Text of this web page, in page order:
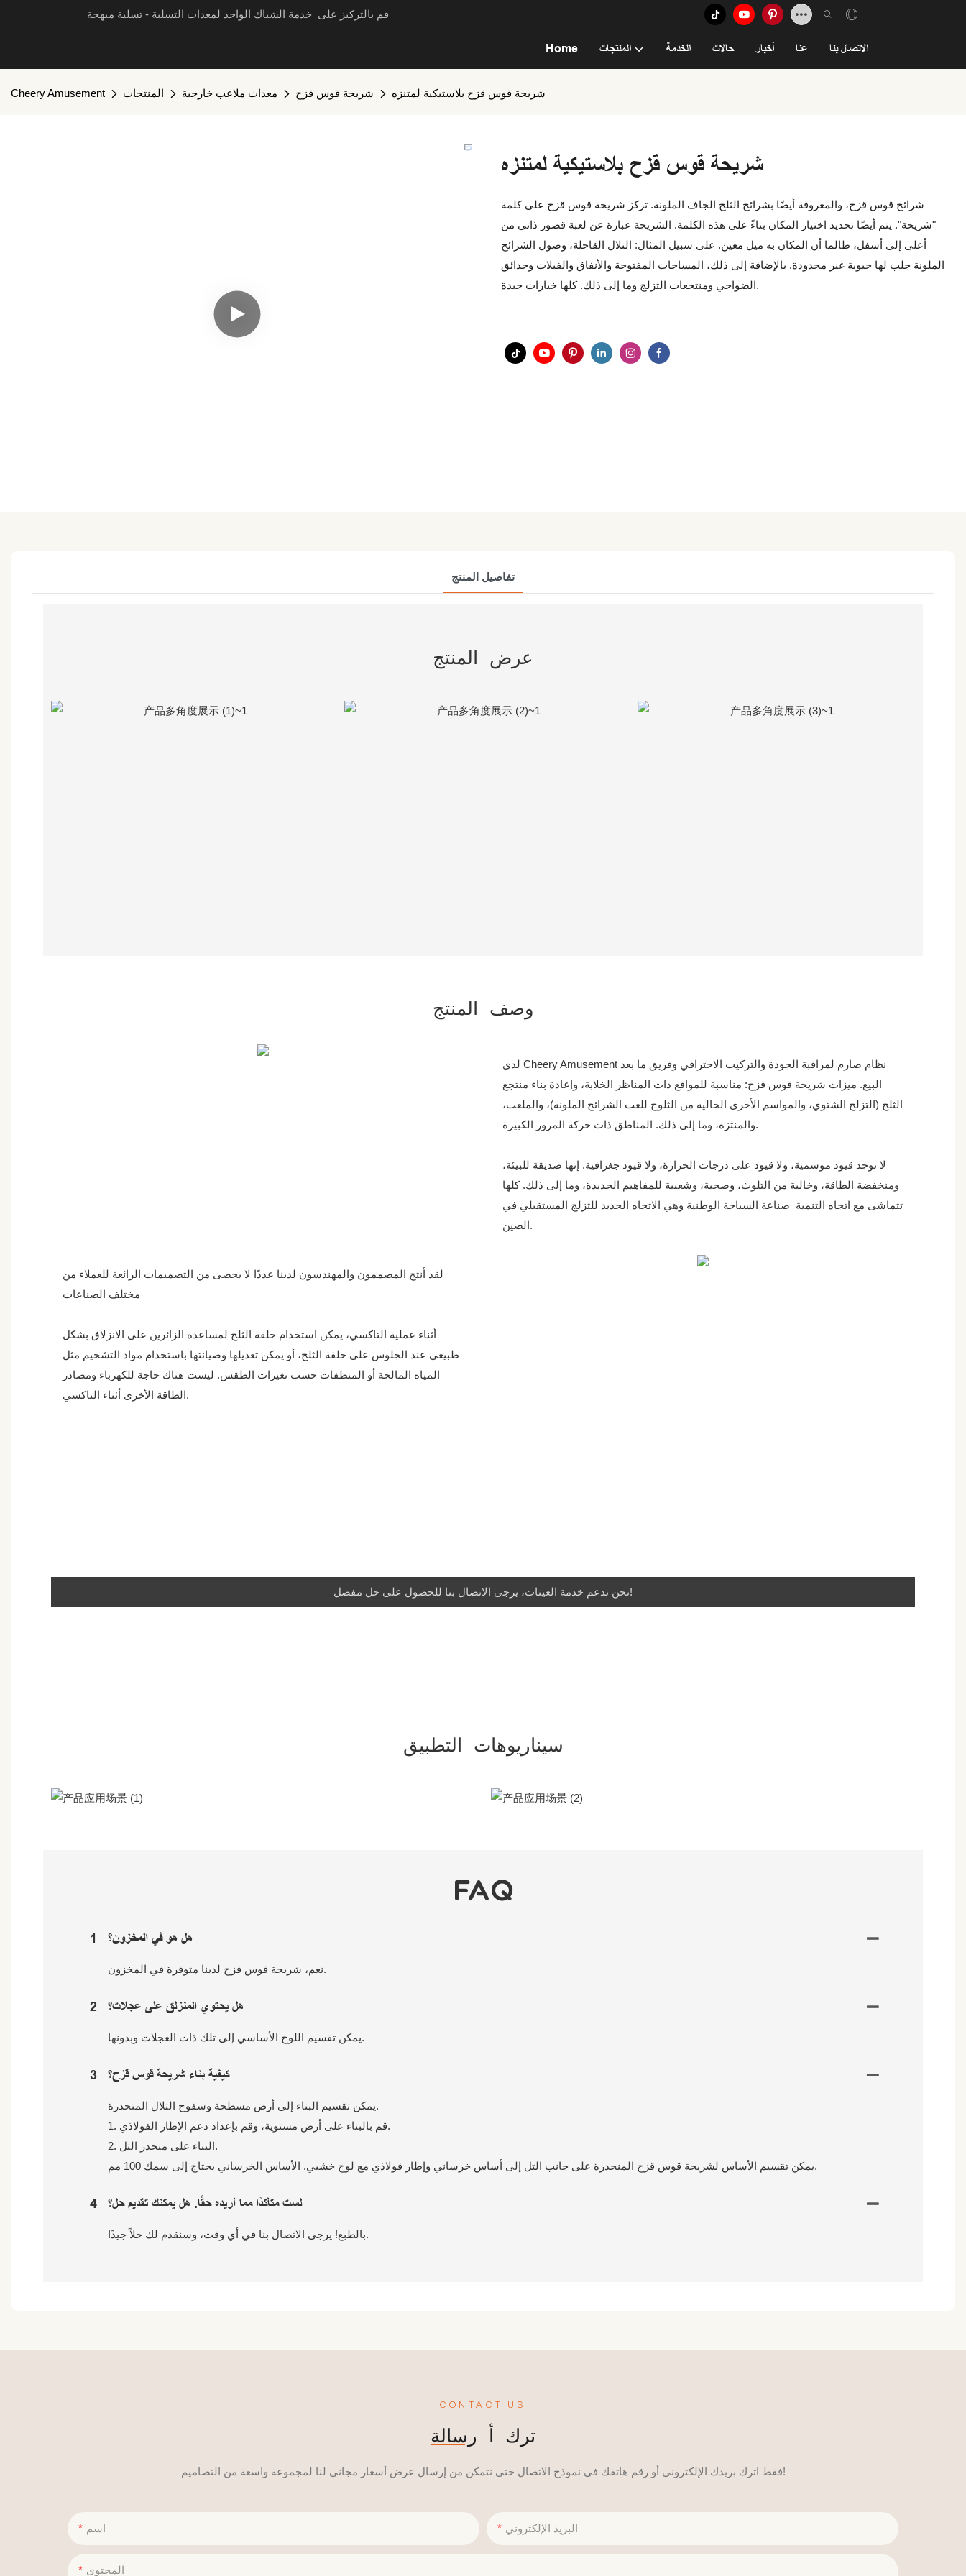
قم بالتركيز على خدمة الشباك الواحد لمعدات التسلية - تسلية مبهجة
Home المنتجات الخدمة حالات أخبار عنا الاتصال بنا
Cheery Amusement المنتجات معدات ملاعب خارجية شريحة قوس قزح شريحة قوس قزح بلاستيكية لمتنزه
شريحة قوس قزح بلاستيكية لمتنزه
شرائح قوس قزح، والمعروفة أيضًا بشرائح الثلج الجاف الملونة. تركز شريحة قوس قزح على كلمة
"شريحة". يتم أيضًا تحديد اختيار المكان بناءً على هذه الكلمة. الشريحة عبارة عن لعبة قصور ذاتي من
أعلى إلى أسفل، طالما أن المكان به ميل معين. على سبيل المثال: التلال القاحلة، وصول الشرائح
الملونة جلب لها حيوية غير محدودة. بالإضافة إلى ذلك، المساحات المفتوحة والأنفاق والفيلات وحدائق
الضواحي ومنتجعات التزلج وما إلى ذلك. كلها خيارات جيدة.
تفاصيل المنتج
عرض المنتج
وصف المنتج
لدى Cheery Amusement نظام صارم لمراقبة الجودة والتركيب الاحترافي وفريق ما بعد
البيع. ميزات شريحة قوس قزح: مناسبة للمواقع ذات المناظر الخلابة، وإعادة بناء منتجع
الثلج (التزلج الشتوي، والمواسم الأخرى الخالية من الثلوج للعب الشرائح الملونة)، والملعب،
والمنتزه، وما إلى ذلك. المناطق ذات حركة المرور الكبيرة.
لا توجد قيود موسمية، ولا قيود على درجات الحرارة، ولا قيود جغرافية. إنها صديقة للبيئة،
ومنخفضة الطاقة، وخالية من التلوث، وصحية، وشعبية للمفاهيم الجديدة، وما إلى ذلك. كلها
تتماشى مع اتجاه التنمية صناعة السياحة الوطنية وهي الاتجاه الجديد للتزلج المستقبلي في
الصين.
لقد أنتج المصممون والمهندسون لدينا عددًا لا يحصى من التصميمات الرائعة للعملاء من
مختلف الصناعات
أثناء عملية التاكسي، يمكن استخدام حلقة الثلج لمساعدة الزائرين على الانزلاق بشكل
طبيعي عند الجلوس على حلقة الثلج، أو يمكن تعديلها وصيانتها باستخدام مواد التشحيم مثل
المياه المالحة أو المنظفات حسب تغيرات الطقس. ليست هناك حاجة للكهرباء ومصادر
الطاقة الأخرى أثناء التاكسي.
نحن ندعم خدمة العينات، يرجى الاتصال بنا للحصول على حل مفصل!
سيناريوهات التطبيق
FAQ
1 هل هو في المخزون؟
نعم، شريحة قوس قزح لدينا متوفرة في المخزون.
2 هل يحتوي المنزلق على عجلات؟
يمكن تقسيم اللوح الأساسي إلى تلك ذات العجلات وبدونها.
3 كيفية بناء شريحة قوس قزح؟
يمكن تقسيم البناء إلى أرض مسطحة وسفوح التلال المنحدرة.
1. قم بالبناء على أرض مستوية، وقم بإعداد دعم الإطار الفولاذي.
2. البناء على منحدر التل.
يمكن تقسيم الأساس لشريحة قوس قزح المنحدرة على جانب التل إلى أساس خرساني وإطار فولاذي مع لوح خشبي. الأساس الخرساني يحتاج إلى سمك 100 مم.
4 لست متأكدًا مما أريده حقًا. هل يمكنك تقديم حل؟
بالطبع! يرجى الاتصال بنا في أي وقت، وسنقدم لك حلاً جيدًا.
CONTACT US
ترك أ رسالة
فقط اترك بريدك الإلكتروني أو رقم هاتفك في نموذج الاتصال حتى نتمكن من إرسال عرض أسعار مجاني لنا لمجموعة واسعة من التصاميم!
اسم البريد الإلكتروني
المحتوى